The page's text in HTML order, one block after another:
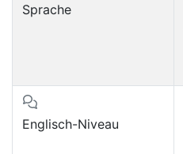
Sprache
Englisch-Niveau